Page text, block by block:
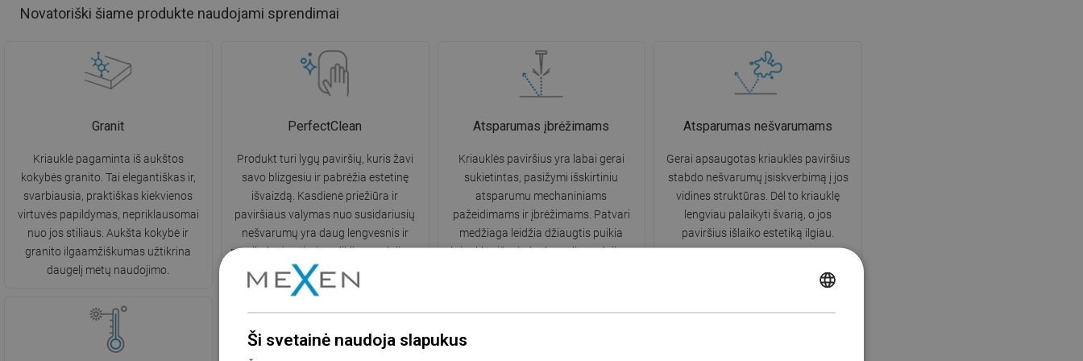
Novatoriški šiame produkte naudojami sprendimai
Granit
Kriauklė pagaminta iš aukštos
kokybės granito. Tai elegantiškas ir,
svarbiausia, praktiškas kiekvienos
virtuvės papildymas, nepriklausomai
nuo jos stiliaus. Aukšta kokybė ir
granito ilgaamžiškumas užtikrina
daugelį metų naudojimo.
PerfectClean
Produkt turi lygų paviršių, kuris žavi
savo blizgesiu ir pabrėžia estetinę
išvaizdą. Kasdienė priežiūra ir
paviršiaus valymas nuo susidariusių
nešvarumų yra daug lengvesnis ir
nereikalauja stiprių valiklių naudojimo.
Atsparumas įbrėžimams
Kriauklės paviršius yra labai gerai
sukietintas, pasižymi išskirtiniu
atsparumu mechaniniams
pažeidimams ir įbrėžimams. Patvari
medžiaga leidžia džiaugtis puikia
kriauklės išvaizda daugelį naudojimo
Atsparumas nešvarumams
Gerai apsaugotas kriauklės paviršius
stabdo nešvarumų įsiskverbimą į jos
vidines struktūras. Dėl to kriauklę
lengviau palaikyti švarią, o jos
paviršius išlaiko estetiką ilgiau.
Ši svetainė naudoja slapukus